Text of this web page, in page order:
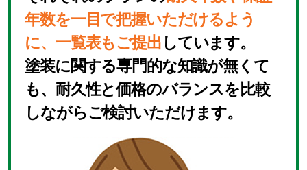
年数を一目で把握いただけるよう
に、一覧表もご提出しています。
塗装に関する専門的な知識が無くて
も、耐久性と価格のバランスを比較
しながらご検討いただけます。